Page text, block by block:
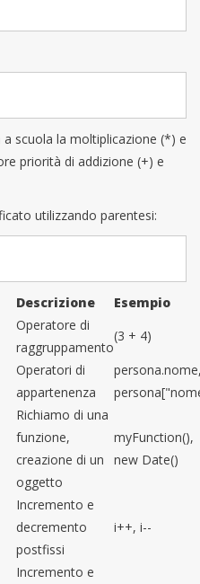
scuola la moltiplicazione (*) e
priorità di addizione (+) e
utilizzando parentesi:
Descrizione
Esempio
Operatore di
raggruppamento
(3 + 4)
Operatori di
appartenenza
Richiamo di una
funzione,
creazione di un
oggetto
myFunction(),
new Date()
Incremento e
decremento
postfissi
i++, i--
Incremento e